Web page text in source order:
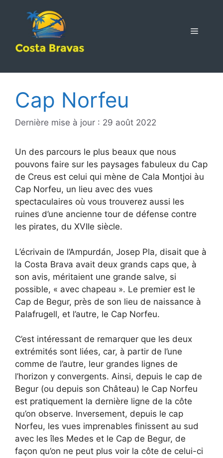
MENU
Cap Norfeu
Dernière mise à jour : 29 août 2022
Un des parcours le plus beaux que nous
pouvons faire sur les paysages fabuleux du Cap
de Creus est celui qui mène de Cala Montjoi àu
Cap Norfeu, un lieu avec des vues
spectaculaires où vous trouverez aussi les
ruines d’une ancienne tour de défense contre
les pirates, du XVIIe siècle.
L’écrivain de l’Ampurdán, Josep Pla, disait que à
la Costa Brava avait deux grands caps que, à
son avis, méritaient une grande salve, si
possible, « avec chapeau ». Le premier est le
Cap de Begur, près de son lieu de naissance à
Palafrugell, et l’autre, le Cap Norfeu.
C’est intéressant de remarquer que les deux
extrémités sont liées, car, à partir de l’une
comme de l’autre, leur grandes lignes de
l’horizon y convergents. Ainsi, depuis le cap de
Begur (ou depuis son Château) le Cap Norfeu
est pratiquement la dernière ligne de la côte
qu’on observe. Inversement, depuis le cap
Norfeu, les vues imprenables finissent au sud
avec les îles Medes et le Cap de Begur, de
façon qu’on ne peut plus voir la côte de celui-ci